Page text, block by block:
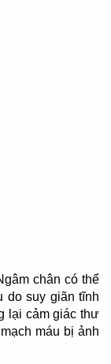
chân có thể
do suy giãn tĩnh
lại cảm giác thư
máu bị ảnh